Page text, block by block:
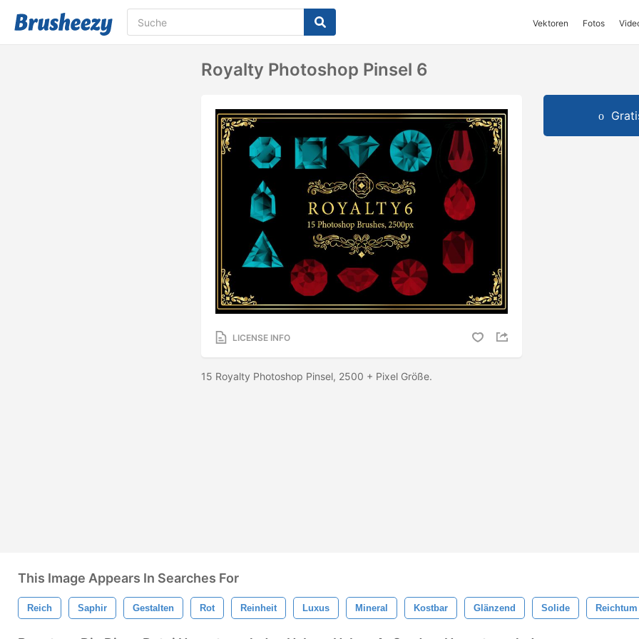
Vektoren Fotos
Royalty Photoshop Pinsel 6
LICENSE INFO
15 Royalty Photoshop Pinsel, 2500 + Pixel Größe.
This Image Appears In Searches For
Reich Saphir Gestalten Rot Reinheit Luxus Mineral Kostbar Glänzend Solide Reichtum